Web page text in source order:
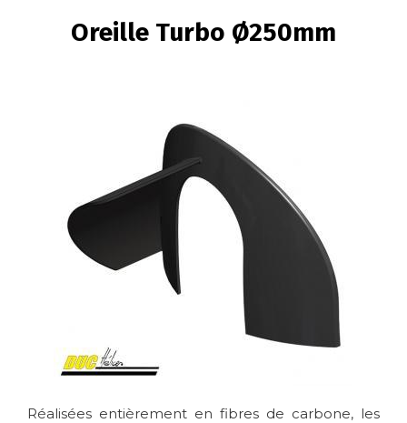
D'ARIANE
Oreille Turbo Ø250mm
Réalisées entièrement en fibres de carbone, les